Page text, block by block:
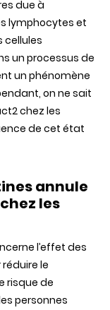
due à
lymphocytes et
cellules
un processus de
un phénomène
on ne sait
chez les
de cet état
annule
les
l’effet des
le
risque de
personnes